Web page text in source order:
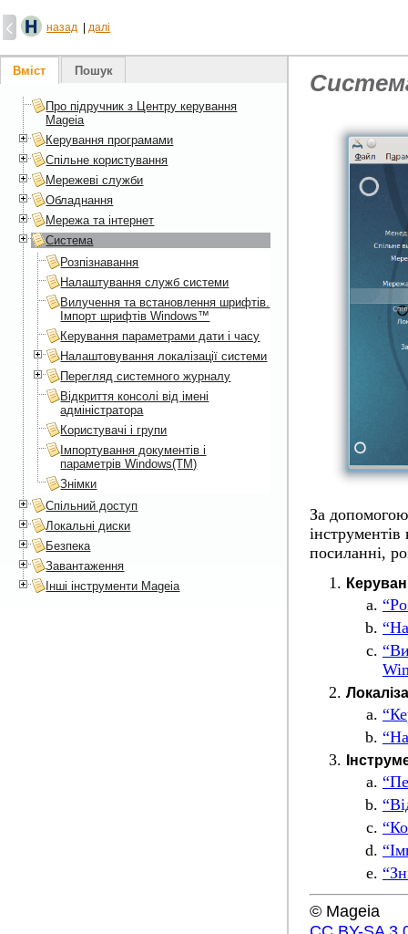
назад далі
За допомогою
посиланні,
© Mageia
Вміст Пошук
Про підручник з Центру керування
Mageia
Керування програмами
Спільне користування
Мережеві служби
Обладнання
Мережа та інтернет
Система
Розпізнавання
Налаштування служб системи
Вилучення та встановлення шрифтів.
Імпорт шрифтів Windows™
Керування параметрами дати і часу
Налаштовування локалізації системи
Перегляд системного журналу
Відкриття консолі від імені
адміністратора
Користувачі і групи
Імпортування документів і
параметрів Windows(TM)
Знімки
Спільний доступ
Локальні диски
Безпека
Завантаження
Інші інструменти Mageia